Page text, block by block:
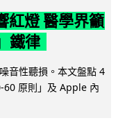
紅燈 醫學界籲
鐵律
音性聽損。本文盤點 4
60 原則」及 Apple 內